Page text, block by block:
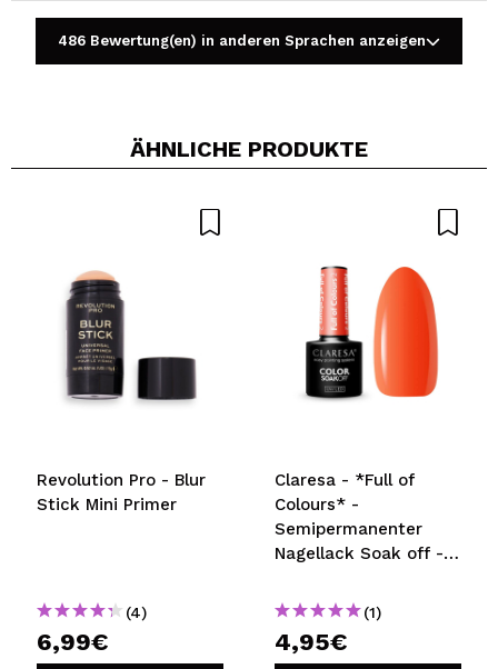
Ein Video oder Foto teilen
Dein Video könnte das erste sein. Stell es dir vor...
Würden Sie diesen Kauf empfehlen?
5/5
SENDEN
486 Bewertung(en) in anderen Sprachen anzeigen
ÄHNLICHE PRODUKTE
Revolution Pro - Blur
Stick Mini Primer
(4)
6,99€
Claresa - *Full of
Colours* -
Semipermanenter
Nagellack Soak off -
(1)
4,95€